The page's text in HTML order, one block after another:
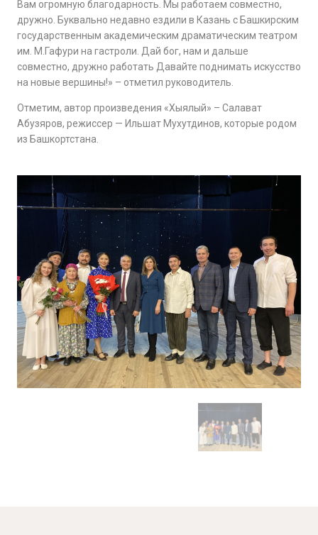
Вам огромную благодарность. Мы работаем совместно,
дружно. Буквально недавно ездили в Казань с Башкирским
государственным академическим драматическим театром
им. М.Гафури на гастроли. Дай бог, нам и дальше
совместно, дружно работать Давайте поднимать искусство
на новые вершины!» – отметил руководитель.
Отметим, автор произведения «Хыялый» – Салават
Абузяров, режиссер — Ильшат Мухутдинов, которые родом
из Башкортстана.